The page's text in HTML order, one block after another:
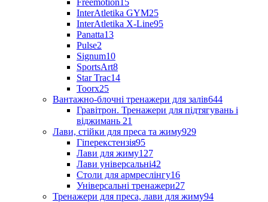
Freemotion15
InterAtletika GYM25
InterAtletika X-Line95
Panatta13
Pulse2
Signum10
SportsArt8
Star Trac14
Toorx25
Вантажно-блочні тренажери для залів644
Гравітрон. Тренажери для підтягувань і
віджимань 21
Лави, стійки для преса та жиму929
Гіперекстензія95
Лави для жиму127
Лави універсальні42
Столи для армреслінгу16
Універсальні тренажери27
Тренажери для преса, лави для жиму94